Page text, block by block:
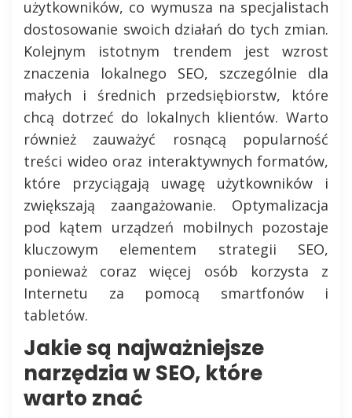
użytkowników, co wymusza na specjalistach
dostosowanie swoich działań do tych zmian.
Kolejnym istotnym trendem jest wzrost
znaczenia lokalnego SEO, szczególnie dla
małych i średnich przedsiębiorstw, które
chcą dotrzeć do lokalnych klientów. Warto
również zauważyć rosnącą popularność
treści wideo oraz interaktywnych formatów,
które przyciągają uwagę użytkowników i
zwiększają zaangażowanie. Optymalizacja
pod kątem urządzeń mobilnych pozostaje
kluczowym elementem strategii SEO,
ponieważ coraz więcej osób korzysta z
Internetu za pomocą smartfonów i
tabletów.
Jakie są najważniejsze
narzędzia w SEO, które
warto znać